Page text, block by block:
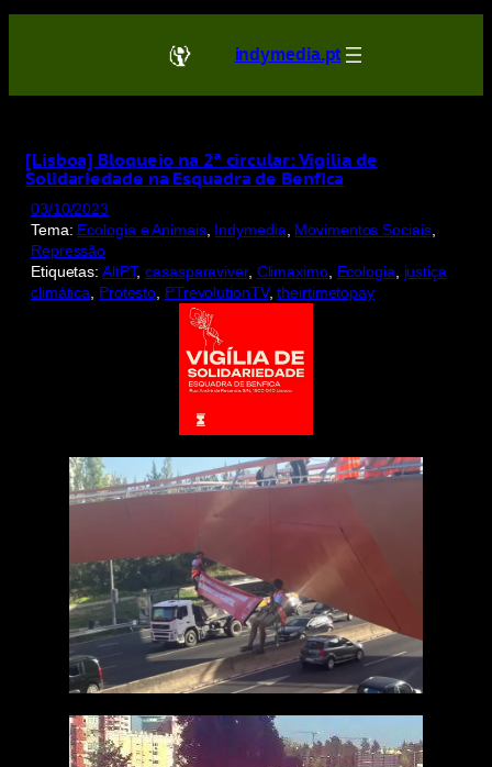
Saltar
conteúdo
indymedia.pt
[Lisboa] Bloqueio na 2ª circular: Vigília de
Solidariedade na Esquadra de Benfica
03/10/2023
Tema: Ecologia e Animais, Indymedia, Movimentos Sociais
Repressão
Etiquetas: AltPT, casasparaviver, Climaximo, Ecologia, justiça
climática, Protesto, PTrevolutionTV, theirtimetopay